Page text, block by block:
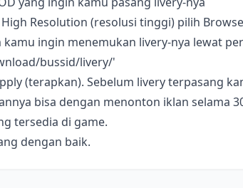
Resolution (resolusi tinggi) pilih
kamu ingin menemukan livery-nya lewat
bussid/livery/'
(terapkan). Sebelum livery terpasang
bisa dengan menonton iklan selama
tersedia di game.
dengan baik.